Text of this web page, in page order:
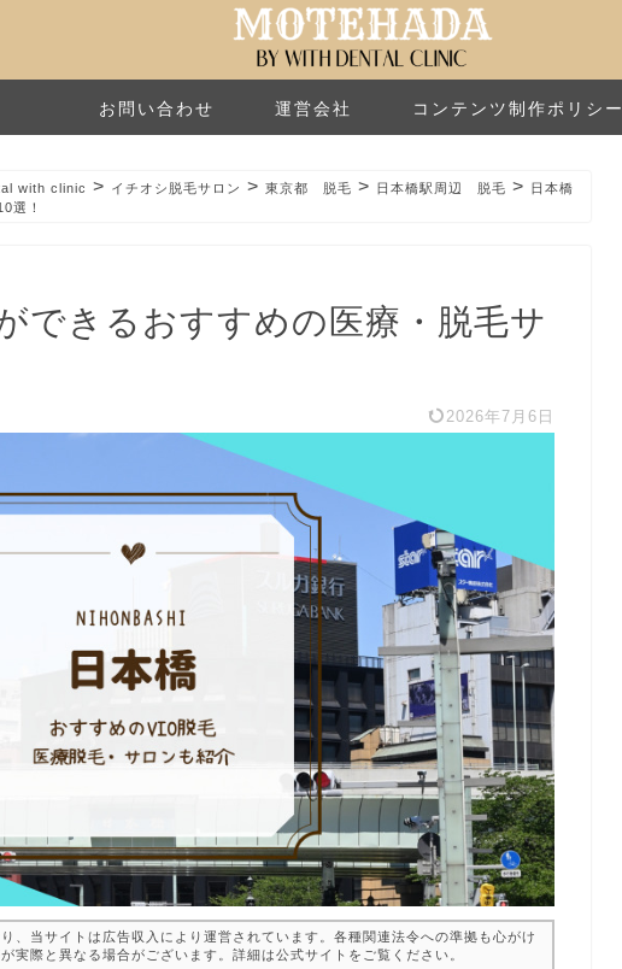
お問い合わせ 運営会社 コンテンツ制作ポリシー
with clinic > イチオシ脱毛サロン > 東京都 脱毛 > 日本橋駅周辺 脱毛 > 日本橋
選！
できるおすすめの医療・脱毛サ
2026年7月6日
、当サイトは広告収入により運営されています。各種関連法令への準拠も心がけ
際と異なる場合がございます。詳細は公式サイトをご覧ください。